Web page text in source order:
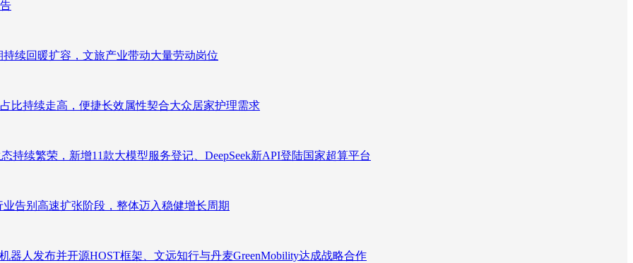
续回暖扩容，文旅产业带动大量劳动岗位
比持续走高，便捷长效属性契合大众居家护理需求
续繁荣，新增11款大模型服务登记、DeepSeek新API登陆国家超算平台
告别高速扩张阶段，整体迈入稳健增长周期
器人发布并开源HOST框架、文远知行与丹麦GreenMobility达成战略合作